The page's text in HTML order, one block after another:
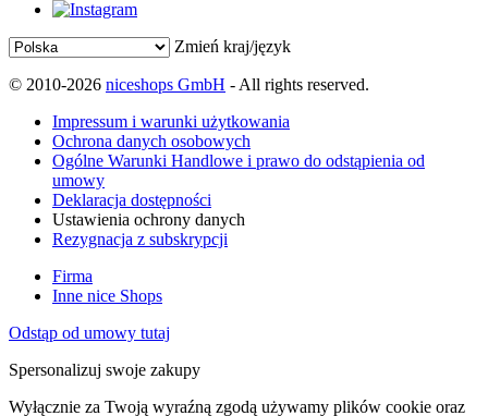
Zmień kraj/język
© 2010-2026 niceshops GmbH - All rights reserved.
Impressum i warunki użytkowania
Ochrona danych osobowych
Ogólne Warunki Handlowe i prawo do odstąpienia od
umowy
Deklaracja dostępności
Ustawienia ochrony danych
Rezygnacja z subskrypcji
Firma
Inne nice Shops
Odstąp od umowy tutaj
Spersonalizuj swoje zakupy
Wyłącznie za Twoją wyraźną zgodą używamy plików cookie oraz